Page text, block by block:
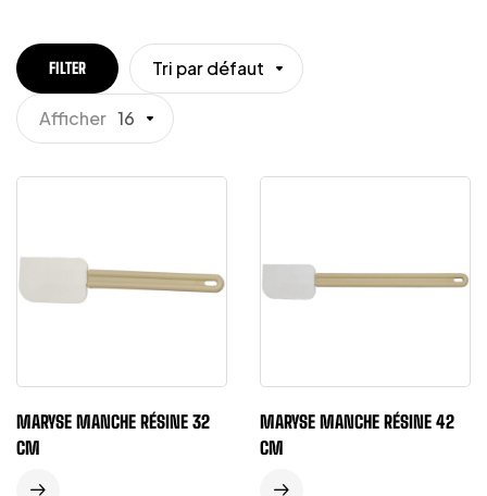
FILTER Tri par défaut
Afficher 16
MARYSE MANCHE RÉSINE 32
CM
MARYSE MANCHE RÉSINE 42
CM